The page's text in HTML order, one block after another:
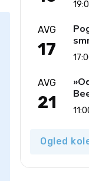
AVG
17
AVG
21
Ogled